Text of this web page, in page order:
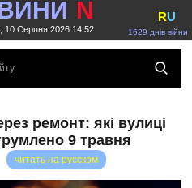
N
10 Серпня 2026 14:52 1629 днів війни
RU
ремонт: які вулиці
9 травня
читать на русском